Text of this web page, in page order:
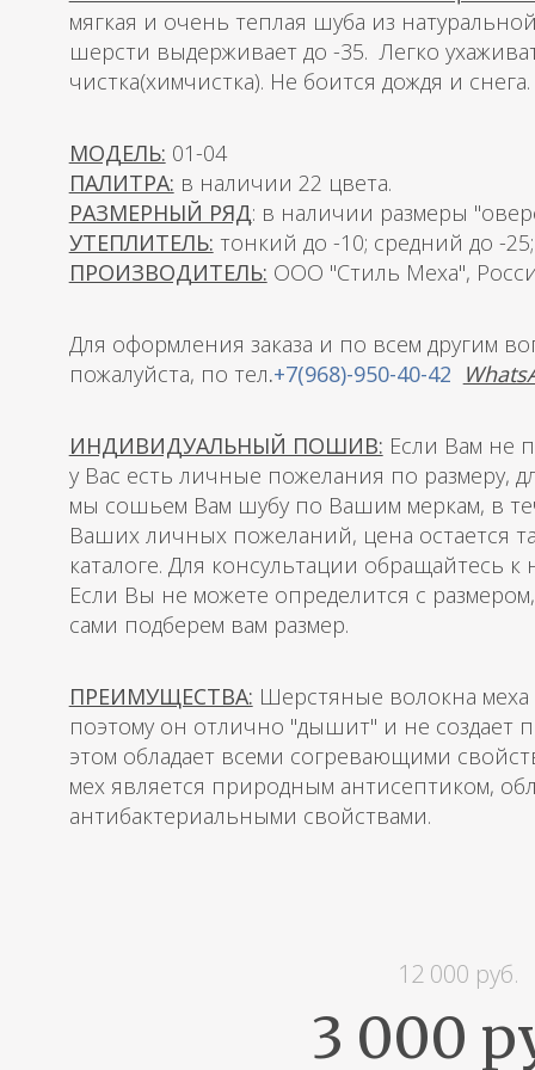
мягкая и очень теплая шуба из
шерсти выдерживает до -35. Легко
чистка(химчистка). Не боится дождя и
МОДЕЛЬ: 01-04
ПАЛИТРА: в наличии 22 цвета.
РАЗМЕРНЫЙ РЯД: в наличии размеры
УТЕПЛИТЕЛЬ: тонкий до -10; средний до -
ПРОИЗВОДИТЕЛЬ: ООО "Стиль Меха",
Для оформления заказа и по всем другим
пожалуйста, по тел.+7(968)-950-40-42
ИНДИВИДУАЛЬНЫЙ ПОШИВ: Если Вам не
у Вас есть личные пожелания по размеру,
мы сошьем Вам шубу по Вашим меркам, в
Ваших личных пожеланий, цена остается
каталоге. Для консультации обращайтесь
Если Вы не можете определится с
сами подберем вам размер.
ПРЕИМУЩЕСТВА: Шерстяные волокна
поэтому он отлично "дышит" и не создает
этом обладает всеми согревающими
мех является природным антисептиком,
антибактериальными свойствами.
12 000 руб.
3 000